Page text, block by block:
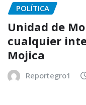
POLÍTICA
Unidad de
cualquier
Mojica
Reportegro1